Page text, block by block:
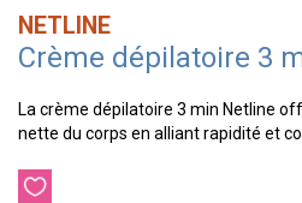
NETLINE
Crème dépilatoire 3
La crème dépilatoire 3 min Netline
nette du corps en alliant rapidité et